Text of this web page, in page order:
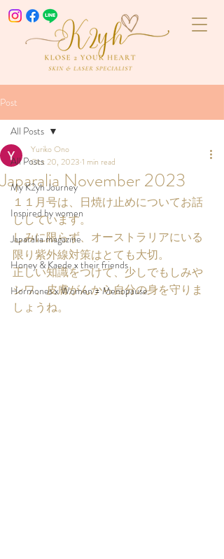
Post
All Posts
My K2yh Journey
Inspired by women
Japaralia magazine
Honey & Kaede x their friends
Hormones x Women = Menopause
All Posts
Japaralia November 2023
Yuriko Ono
Oct 20, 2023 1 min read
１１月号は、日焼け止めについてお話
ししています。
しみに限らず、オーストラリアにいる
限り紫外線対策はとても大切。
正しい知識をつけて、少しでもしみや
シワ、皮膚がんから自分の身を守りま
しょうね。